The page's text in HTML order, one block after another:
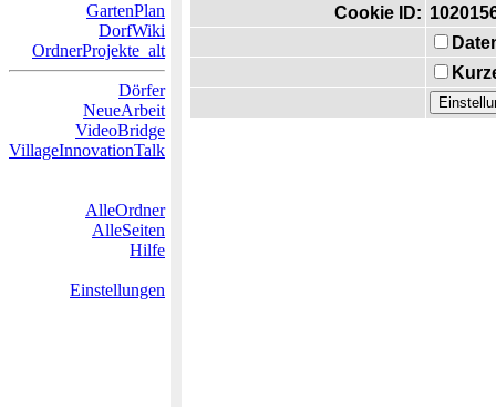
GartenPlan
DorfWiki
OrdnerProjekte_alt
Dörfer
NeueArbeit
VideoBridge
VillageInnovationTalk
AlleOrdner
AlleSeiten
Hilfe
Einstellungen
Cookie ID: